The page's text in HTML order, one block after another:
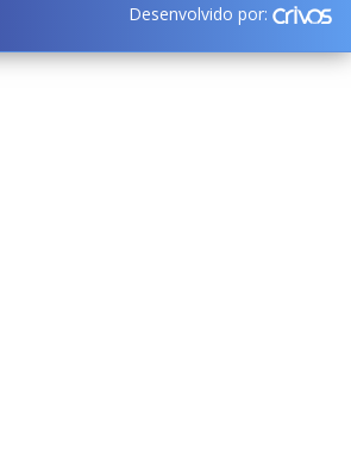
Desenvolvido por: